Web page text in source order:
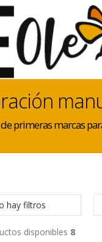
primeras marcas
hay filtros
disponibles 8